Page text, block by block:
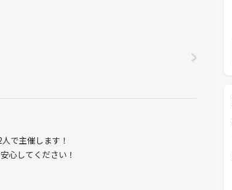
で主催します！
心してください！